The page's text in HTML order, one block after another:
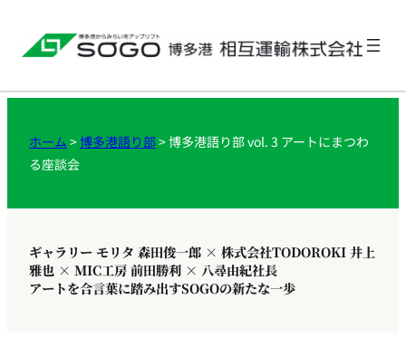
ホーム >博多港語り部>博多港語り部 vol. 3 アートにまつわ
る座談会
ギャラリー モリタ 森田俊一郎 × 株式会社TODOROKI 井上
雅也 × MIC工房 前田勝利 × 八尋由紀社長
アートを合言葉に踏み出すSOGOの新たな一歩